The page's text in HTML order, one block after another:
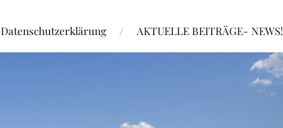
Datenschutzerklärung AKTUELLE BEITRÄGE- NEWS!